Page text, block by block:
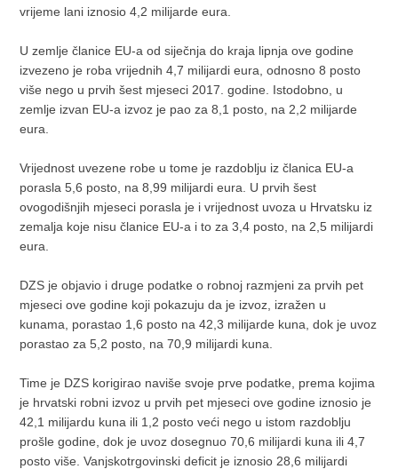
vrijeme lani iznosio 4,2 milijarde eura.
U zemlje članice EU-a od siječnja do kraja lipnja ove godine
izvezeno je roba vrijednih 4,7 milijardi eura, odnosno 8 posto
više nego u prvih šest mjeseci 2017. godine. Istodobno, u
zemlje izvan EU-a izvoz je pao za 8,1 posto, na 2,2 milijarde
eura.
Vrijednost uvezene robe u tome je razdoblju iz članica EU-a
porasla 5,6 posto, na 8,99 milijardi eura. U prvih šest
ovogodišnjih mjeseci porasla je i vrijednost uvoza u Hrvatsku iz
zemalja koje nisu članice EU-a i to za 3,4 posto, na 2,5 milijardi
eura.
DZS je objavio i druge podatke o robnoj razmjeni za prvih pet
mjeseci ove godine koji pokazuju da je izvoz, izražen u
kunama, porastao 1,6 posto na 42,3 milijarde kuna, dok je uvoz
porastao za 5,2 posto, na 70,9 milijardi kuna.
Time je DZS korigirao naviše svoje prve podatke, prema kojima
je hrvatski robni izvoz u prvih pet mjeseci ove godine iznosio je
42,1 milijardu kuna ili 1,2 posto veći nego u istom razdoblju
prošle godine, dok je uvoz dosegnuo 70,6 milijardi kuna ili 4,7
posto više. Vanjskotrgovinski deficit je iznosio 28,6 milijardi